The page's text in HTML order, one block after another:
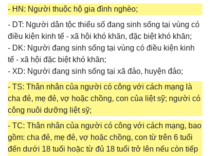
- HN: Người thuộc hộ gia đình nghèo;
- DT: Người dân tộc thiểu số đang sinh sống tại vùng có
điều kiện kinh tế - xã hội khó khăn, đặc biệt khó khăn;
- DK: Người đang sinh sống tại vùng có điều kiện kinh
tế - xã hội đặc biệt khó khăn;
- XD: Người đang sinh sống tại xã đảo, huyện đảo;
- TS: Thân nhân của người có công với cách mạng là
cha đẻ, mẹ đẻ, vợ hoặc chồng, con của liệt sỹ; người có
công nuôi dưỡng liệt sỹ;
- TC: Thân nhân của người có công với cách mạng, bao
gồm: cha đẻ, mẹ đẻ, vợ hoặc chồng, con từ trên 6 tuổi
đến dưới 18 tuổi hoặc từ đủ 18 tuổi trở lên nếu còn tiếp